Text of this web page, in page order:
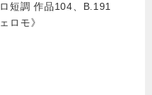
短調 作品104、B.191
ロモ》